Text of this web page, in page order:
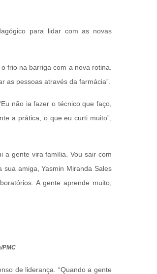
para lidar com as novas
frio na barriga com a nova rotina.
as pessoas através da farmácia”.
não ia fazer o técnico que faço,
a prática, o que eu curti muito”,
a gente vira família. Vou sair com
amiga, Yasmin Miranda Sales
A gente aprende muito,
PMC
de liderança. “Quando a gente